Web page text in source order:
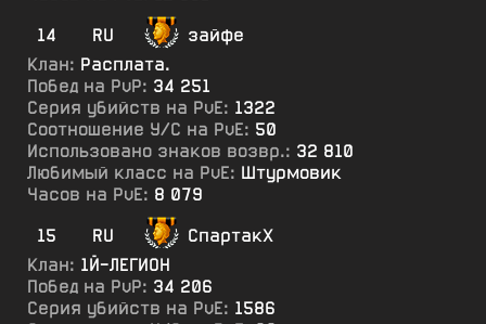
14
RU
зайфе
Клан: Расплата.
Побед на PvP: 34 251
Серия убийств на PvE: 1322
Соотношение У/С на PvE: 50
Использовано знаков возвр.: 32 810
Любимый класс на PvE: Штурмовик
Часов на PvE: 8 079
15
RU
СпартакХ
Клан: 1Й-ЛЕГИОН
Побед на PvP: 34 206
Серия убийств на PvE: 1586